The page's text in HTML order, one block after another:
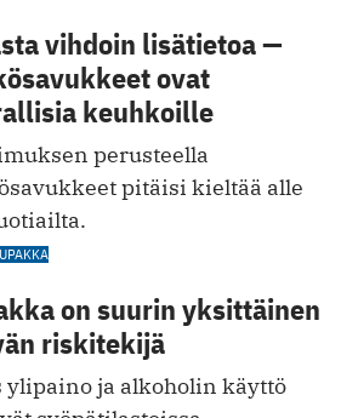
vihdoin lisätietoa —
ovat
keuhkoille
perusteella
pitäisi kieltää alle
on suurin yksittäinen
riskitekijä
ylipaino ja alkoholin käyttö